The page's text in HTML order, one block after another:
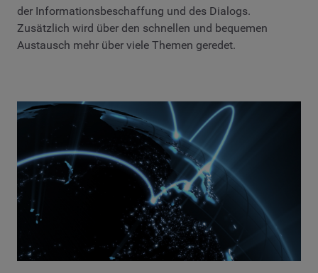
der Informationsbeschaffung und des Dialogs.
Zusätzlich wird über den schnellen und bequemen
Austausch mehr über viele Themen geredet.